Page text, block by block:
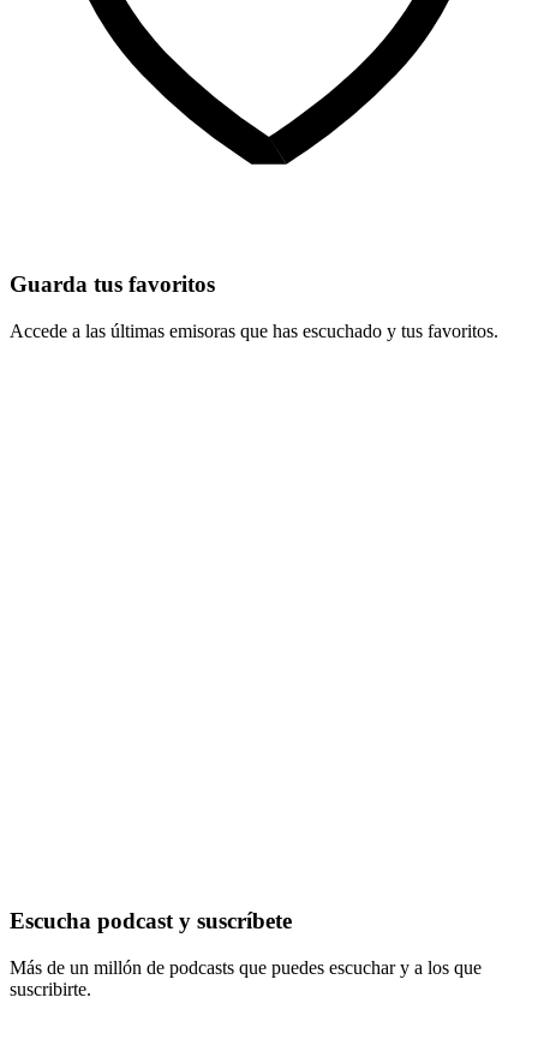
Guarda tus favoritos
Accede a las últimas emisoras que has escuchado y tus favoritos.
Escucha podcast y suscríbete
Más de un millón de podcasts que puedes escuchar y a los que
suscribirte.